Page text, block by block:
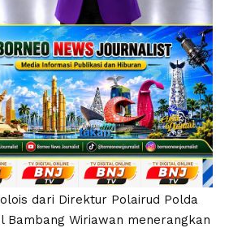
dari Direktur Polairud Polda
Bambang Wiriawan menerangkan